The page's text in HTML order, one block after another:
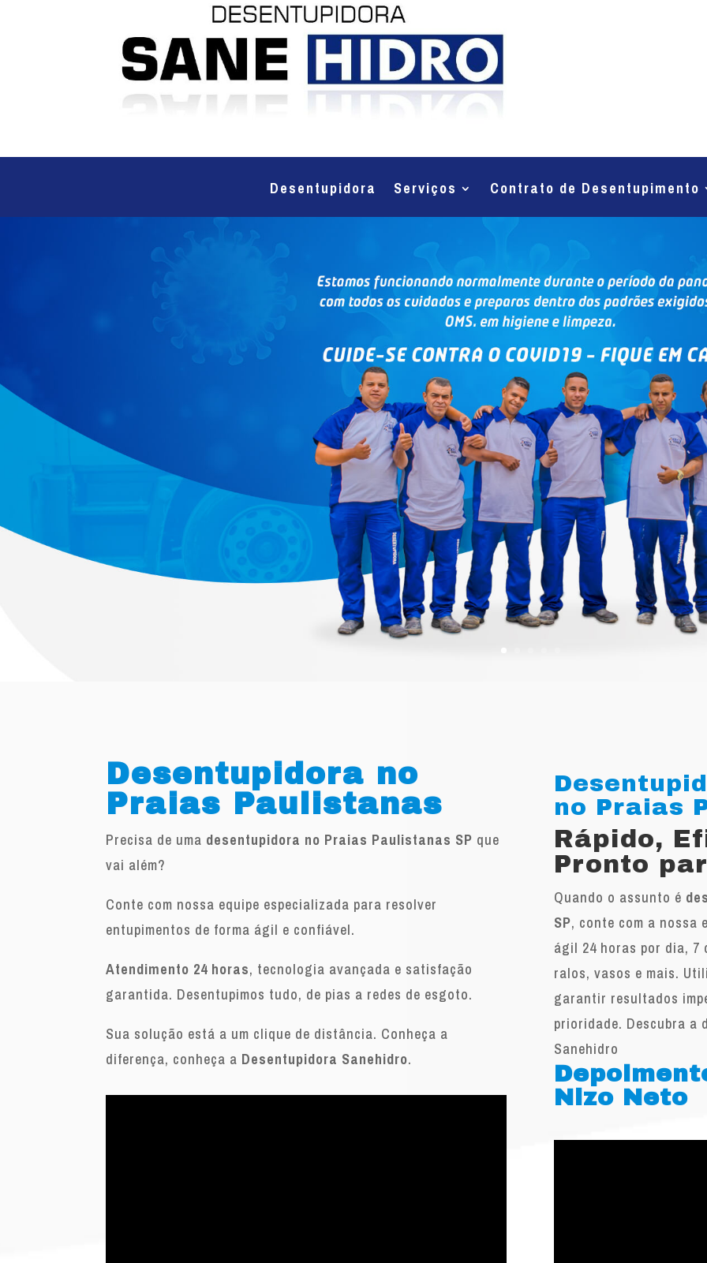
Desentupidora Serviços Contrato de Desentupimento
Desentupidora no
Praias Paulistanas
Precisa de uma desentupidora no Praias Paulistanas SP que
vai além?
Conte com nossa equipe especializada para resolver
entupimentos de forma ágil e confiável.
Atendimento 24 horas, tecnologia avançada e satisfação
garantida. Desentupimos tudo, de pias a redes de esgoto.
Sua solução está a um clique de distância. Conheça a
diferença, conheça a Desentupidora Sanehidro.
no Praias
Rápido,
Pronto
Quando o assunto é
SP, conte com a nossa
ágil 24 horas por dia, 7
ralos, vasos e mais.
garantir resultados
prioridade. Descubra a
Sanehidro
Nizo Neto